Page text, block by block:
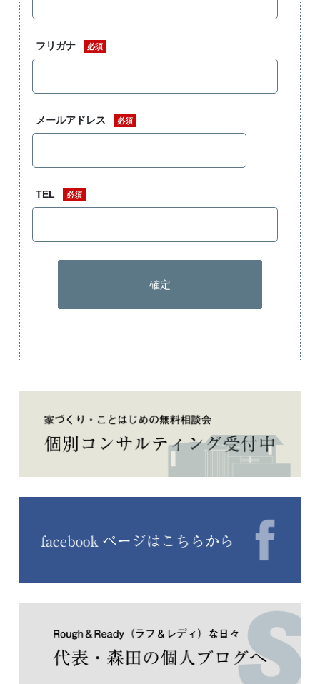
フリガナ 必須
メールアドレス 必須
TEL 必須